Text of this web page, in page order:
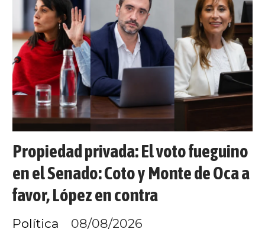
Propiedad privada: El voto fueguino
en el Senado: Coto y Monte de Oca a
favor, López en contra
Política 08/08/2026